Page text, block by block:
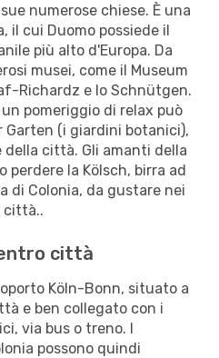
numerose chiese. È una
il cui Duomo possiede il
più alto d'Europa. Da
musei, come il Museum
Richardz e lo Schnütgen.
pomeriggio di relax può
(i giardini botanici),
della città. Gli amanti della
perdere la Kölsch, birra ad
di Colonia, da gustare nei
città..
città
Köln-Bonn, situato a
e ben collegato con i
via bus o treno. I
possono quindi